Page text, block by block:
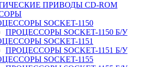
ПРИВОДЫ CD-ROM
SOCKET-1150
ПРОЦЕССОРЫ SOCKET-1150 Б/У
SOCKET-1151
ПРОЦЕССОРЫ SOCKET-1151 Б/У
SOCKET-1155